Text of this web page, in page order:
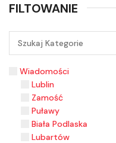
FILTOWANIE
Wiadomości
Lublin
Zamość
Puławy
Biała Podlaska
Lubartów